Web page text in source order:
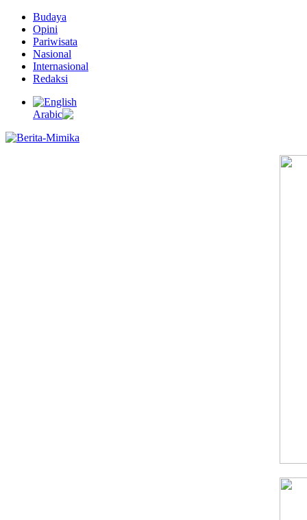
Budaya
Opini
Pariwisata
Nasional
Internasional
Redaksi